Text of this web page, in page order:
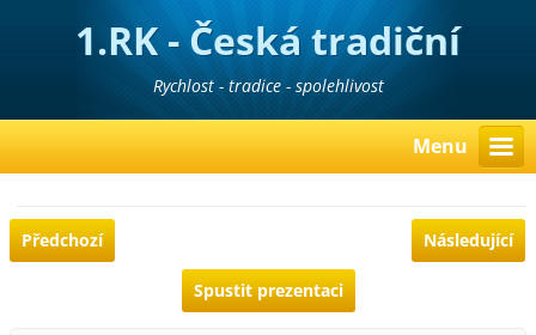
1.RK - Česká tradiční
realitní kancelář
Rychlost - tradice - spolehlivost
Menu
Předchozí Následující
Spustit prezentaci